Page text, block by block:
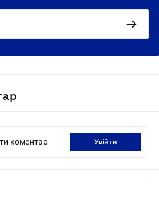
коментар увійти